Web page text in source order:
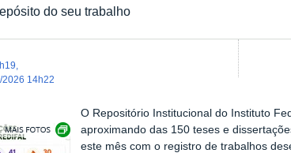
do seu trabalho
2026 14h22
Exibir carrossel de imagens
O Repositório Institucional do Instituto
aproximando das 150 teses e
este mês com o registro de trabalhos